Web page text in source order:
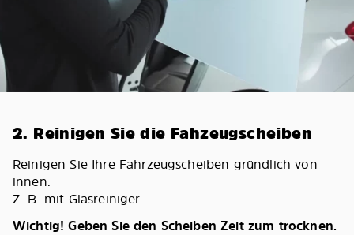
2. Reinigen Sie die Fahzeugscheiben
Reinigen Sie Ihre Fahrzeugscheiben gründlich von
innen.
Z. B. mit Glasreiniger.
Wichtig! Geben Sie den Scheiben Zeit zum trocknen.